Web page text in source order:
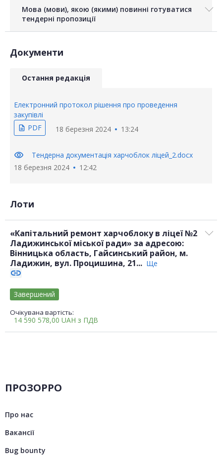
Мова (мови), якою (якими) повинні готуватися
тендерні пропозиції
Документи
Остання редакція
Електронний протокол рішення про проведення
закупівлі
description PDF 18 березня 2024 13:24
visibility
Тендерна документація харчоблок ліцей_2.docx
18 березня 2024
12:42
Лоти
«Капітальний ремонт харчоблоку в ліцеї №2
Ладижинської міської ради» за адресою:
Вінницька область, Гайсинський район, м.
Ладижин, вул. Процишина, 21... Ще
link
Очікувана вартість:
14 590 578,00 UAH з ПДВ
Завершений
ПРОЗОРРО
Про нас
Вакансії
Bug bounty